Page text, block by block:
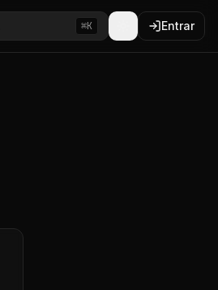
⌘K Entrar